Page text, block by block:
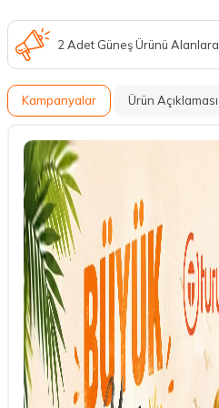
2 Adet Güneş Ürünü Alanlara
Kampanyalar Ürün Açıklaması